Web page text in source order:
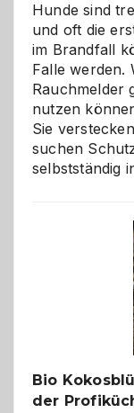
Hunde sind
und oft die
im Brandfall
Falle werden.
Rauchmelder
nutzen
Sie
suchen
selbstständig
Bio
der